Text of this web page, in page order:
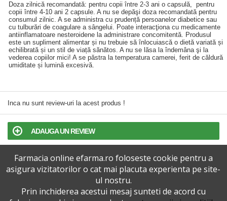
Doza zilnică recomandată: pentru copii între 2-3 ani o capsulă, pentru
copii între 4-10 ani 2 capsule. A nu se depăşi doza recomandată pentru
consumul zilnic. A se administra cu prudență persoanelor diabetice sau
cu tulburări de coagulare a sângelui. Poate interacţiona cu medicamente
antiinflamatoare nesteroidene la administrare concomitentă. Produsul
este un supliment alimentar și nu trebuie să înlocuiască o dietă variată și
echilibrată și un stil de viață sănătos. A nu se lăsa la îndemâna şi la
vederea copiilor mici! A se păstra la temperatura camerei, ferit de căldură
umiditate și lumină excesivă.
Inca nu sunt review-uri la acest produs !
ADAUGA UN REVIEW
TERMENI SI CONDITII
POLITICA DE CONFIDENTIALITATE
Farmacia online efarma.ro foloseste cookie pentru a
asigura vizitatorilor o cat mai placuta experienta pe site-
ul nostru.
Prin inchiderea acestui mesaj sunteti de acord cu